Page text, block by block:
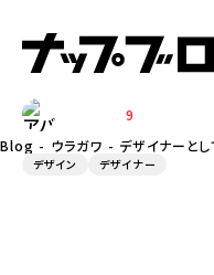
Blog ウラガワ デザイナーと
CAシートを始め
9
デザイン デザイナー